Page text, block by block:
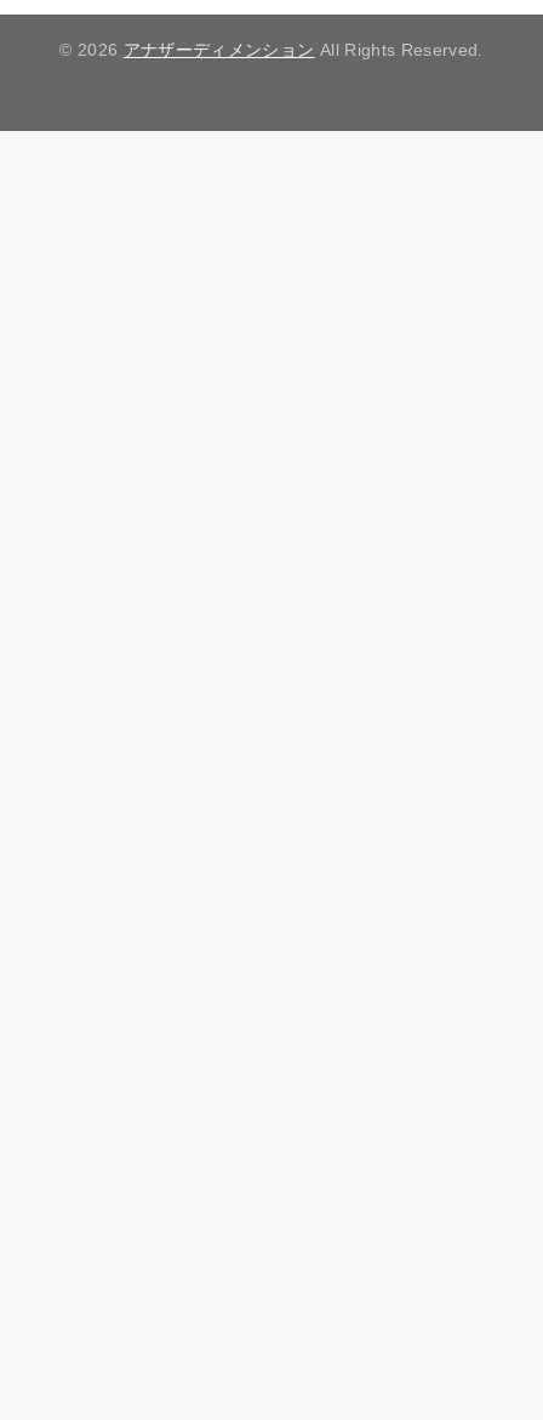
© 2026 アナザーディメンション All Rights Reserved.